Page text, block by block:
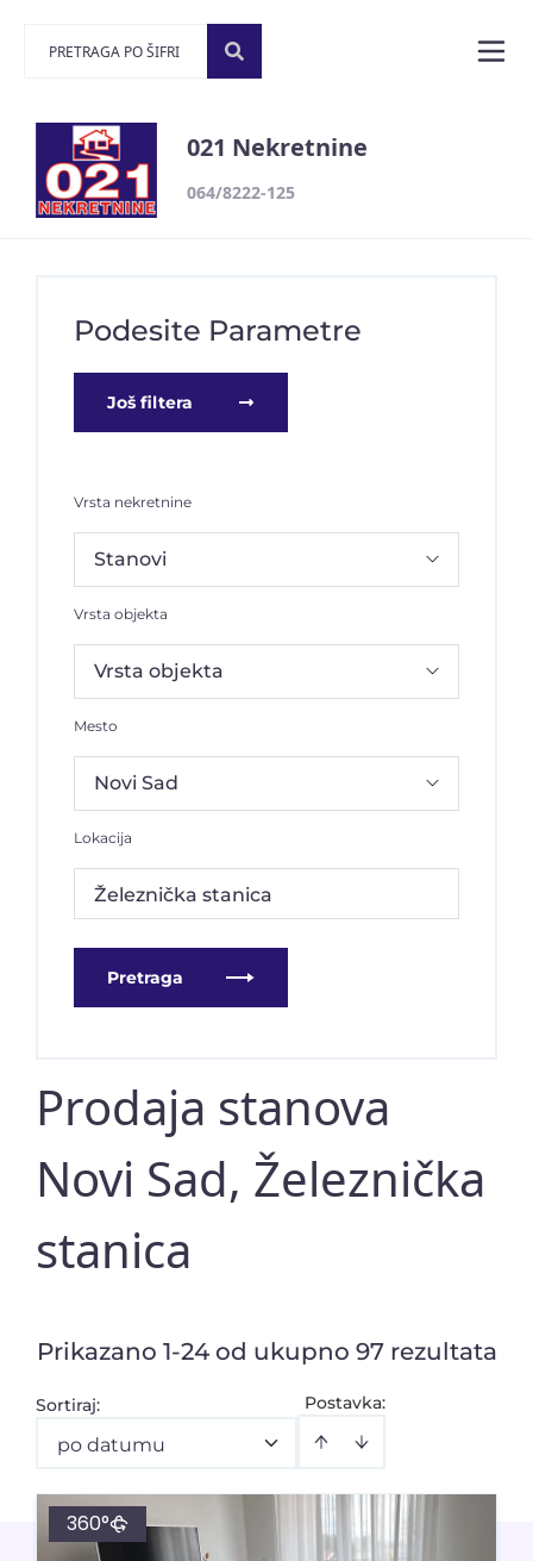
021 Nekretnine
064/8222-125
Podesite Parametre
Još filtera
Vrsta nekretnine
Vrsta objekta
Mesto
Lokacija
Železnička stanica
Pretraga
Prodaja stanova
Novi Sad, Železnička
stanica
Prikazano 1-24 od ukupno 97 rezultata
Postavka:
Sortiraj:
po datumu
360°